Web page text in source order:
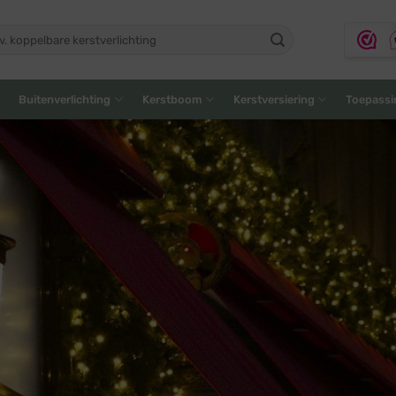
Buitenverlichting Kerstboom Kerstversiering